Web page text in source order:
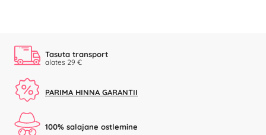
Tasuta transport
alates 29 €
PARIMA HINNA GARANTII
100% salajane ostlemine